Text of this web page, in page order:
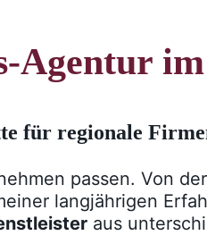
Agentur
für regionale
passen. Von
langjährigen
aus